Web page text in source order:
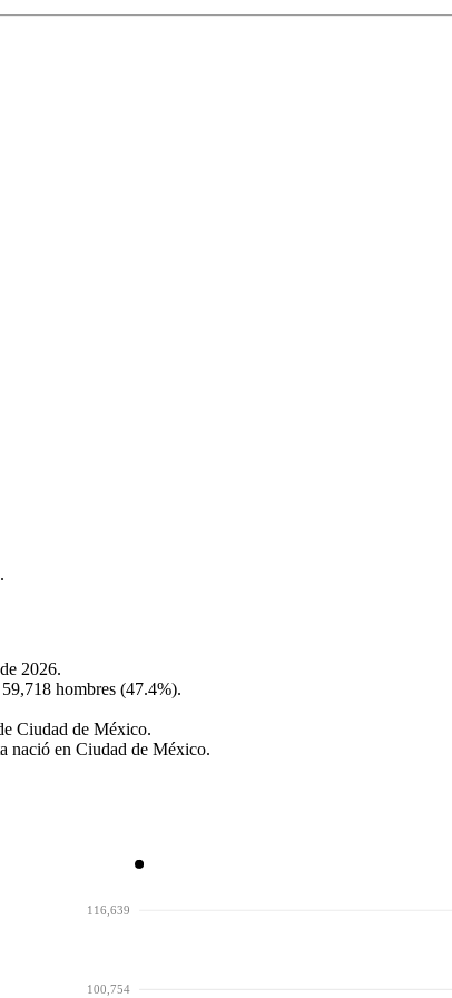
2026.
hombres (47.4%).
Ciudad de México.
nació en Ciudad de México.
100,754
116,639